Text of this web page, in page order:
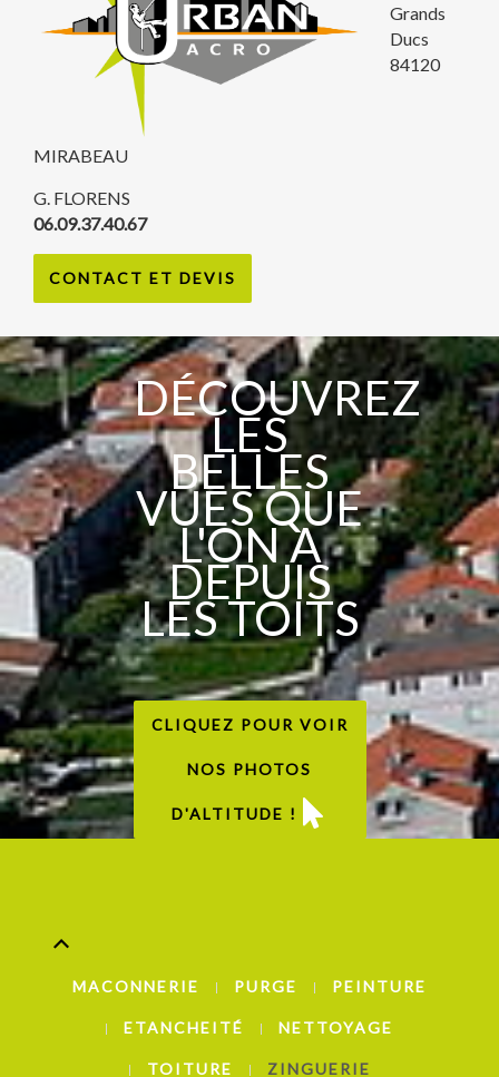
Grands
Ducs
84120
MIRABEAU
G. FLORENS
06.09.37.40.67
CONTACT ET DEVIS
DÉCOUVREZ
LES
BELLES
VUES QUE
L'ON A
DEPUIS
LES TOITS
CLIQUEZ POUR VOIR
NOS PHOTOS
D'ALTITUDE !
MACONNERIE PURGE PEINTURE
ETANCHEITÉ NETTOYAGE
TOITURE ZINGUERIE